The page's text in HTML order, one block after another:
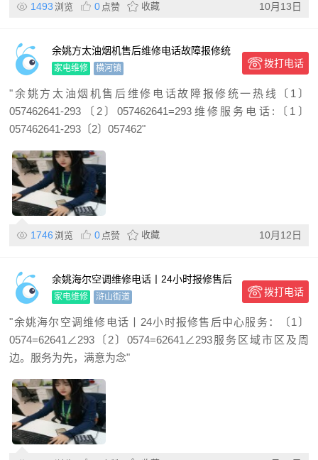
1493 浏览 0 点赞 收藏 10月13日
余姚方太油烟机售后维修电话故障报修统
一热线
家电维修 横河镇 拨打电话
"余姚方太油烟机售后维修电话故障报修统一热线〔1〕
057462641-293〔2〕057462641=293维修服务电话:〔1〕
057462641-293〔2〕057462"
1746 浏览 0 点赞 收藏 10月12日
余姚海尔空调维修电话丨24小时报修售后
中心
家电维修 浒山街道 拨打电话
"余姚海尔空调维修电话丨24小时报修售后中心服务：〔1〕
0574=62641∠293〔2〕0574=62641∠293服务区域市区及周
边。服务为先，满意为念"